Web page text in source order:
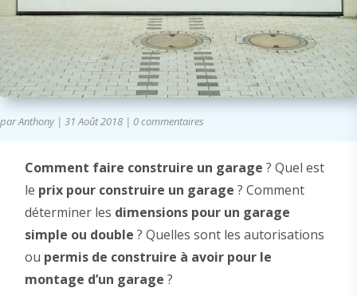
parAnthony| 31 Août 2018 | 0 commentaires
Comment faire construire un garage ? Quel est
le prix pour construire un garage ? Comment
déterminer les dimensions pour un garage
simple ou double ? Quelles sont les autorisations
ou permis de construire à avoir pour le
montage d’un garage ?